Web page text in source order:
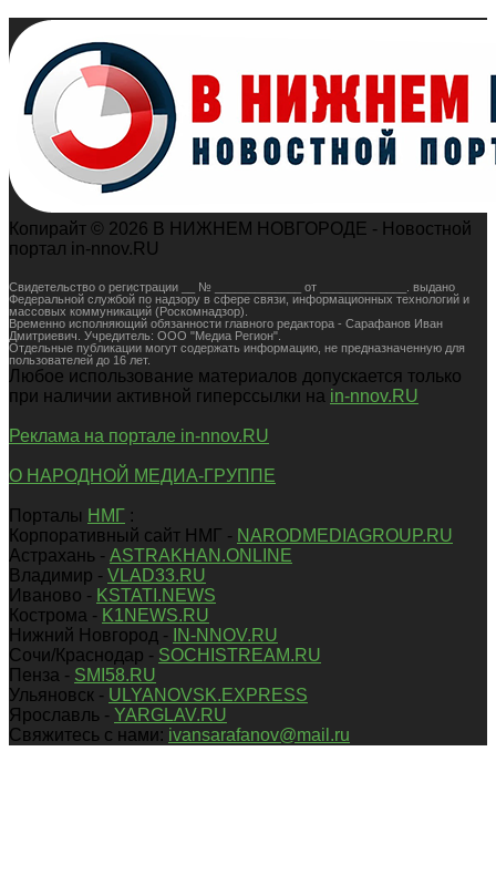
Копирайт © 2026 В НИЖНЕМ НОВГОРОДЕ - Новостной
портал in-nnov.RU
Свидетельство о регистрации __ № _____________ от _____________. выдано
Федеральной службой по надзору в сфере связи, информационных технологий и
массовых коммуникаций (Роскомнадзор).
Временно исполняющий обязанности главного редактора - Сарафанов Иван
Дмитриевич. Учредитель: ООО "Медиа Регион".
Отдельные публикации могут содержать информацию, не предназначенную для
пользователей до 16 лет.
Любое использование материалов допускается только
при наличии активной гиперссылки на in-nnov.RU
Реклама на портале in-nnov.RU
О НАРОДНОЙ МЕДИА-ГРУППЕ
Порталы НМГ :
Корпоративный сайт НМГ - NARODMEDIAGROUP.RU
Астрахань - ASTRAKHAN.ONLINE
Владимир - VLAD33.RU
Иваново - KSTATI.NEWS
Кострома - K1NEWS.RU
Нижний Новгород -
IN-NNOV.RU
Сочи/Краснодар - SOCHISTREAM.RU
Пенза - SMI58.RU
Ульяновск - ULYANOVSK.EXPRESS
Ярославль - YARGLAV.RU
Свяжитесь с нами: ivansarafanov@mail.ru